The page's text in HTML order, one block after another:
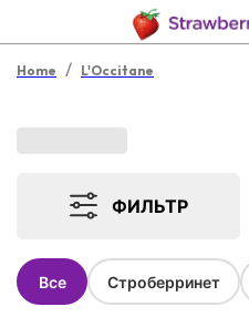
Home / L'Occitane
ФИЛЬТР
Все Строберринет